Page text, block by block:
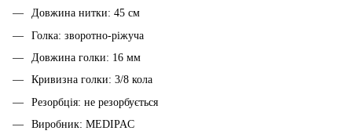
Довжина нитки: 45 см
Голка: зворотно-ріжуча
Довжина голки: 16 мм
Кривизна голки: 3/8 кола
Резорбція: не резорбується
Виробник: MEDIPAC